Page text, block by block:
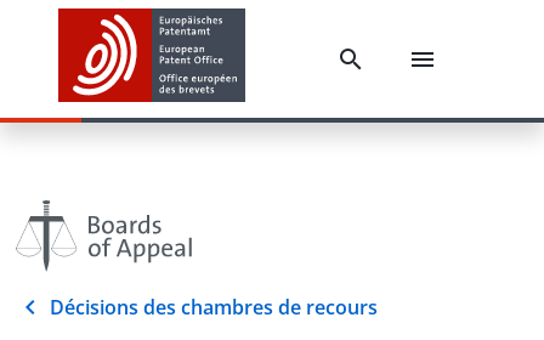
Décisions des chambres de recours